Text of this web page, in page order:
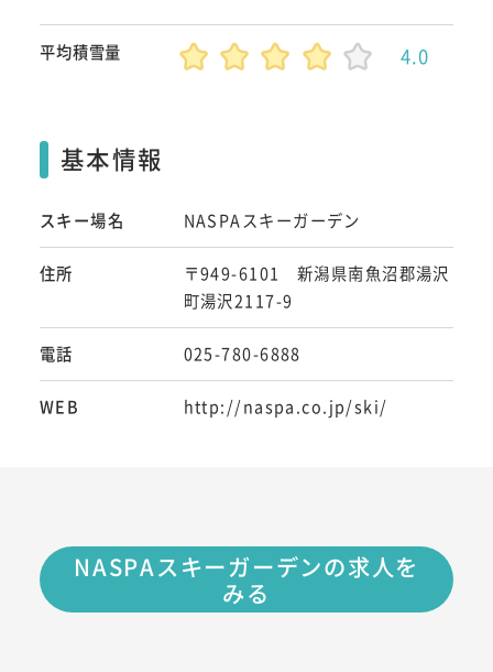
平均積雪量 4.0
基本情報
スキー場名 NASPAスキーガーデン
住所
〒949-6101 新潟県南魚沼郡湯沢
町湯沢2117-9
電話 025-780-6888
WEB http://naspa.co.jp/ski/
NASPAスキーガーデンの求人を
みる